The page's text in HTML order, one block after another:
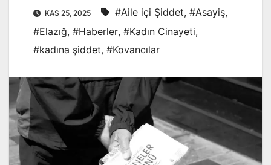
KAS 25, 2025 #Aile içi Şiddet, #Asayiş,
#Elazığ, #Haberler, #Kadın Cinayeti,
#kadına şiddet, #Kovancılar